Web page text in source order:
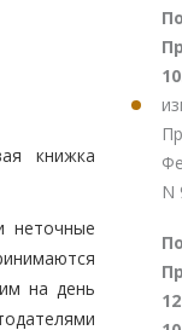
книжка
неточные
на день
N